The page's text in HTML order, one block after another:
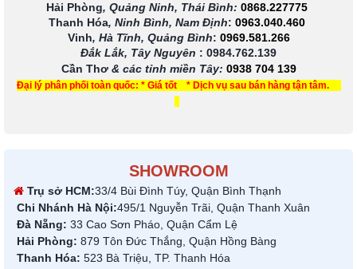
Hải Phòng, Quảng Ninh, Thái Bình: 0868.227775
Thanh Hóa, Ninh Bình, Nam Định: 0963.040.460
Vinh, Hà Tĩnh, Quảng Bình: 0969.581.266
Đắk Lắk, Tây Nguyên : 0984.762.139
Cần Thơ & các tỉnh miền Tây: 0938 704 139
Đại lý phân phối toàn quốc: * Giá tốt * Dịch vụ sau bán hàng tận tâm.
SHOWROOM
Trụ sở HCM:33/4 Bùi Đình Túy, Quận Bình Thạnh
Chi Nhánh Hà Nội:495/1 Nguyễn Trãi, Quận Thanh Xuân
Đà Nẵng: 33 Cao Sơn Pháo, Quận Cẩm Lệ
Hải Phòng: 879 Tôn Đức Thắng, Quận Hồng Bàng
Thanh Hóa: 523 Bà Triệu, TP. Thanh Hóa